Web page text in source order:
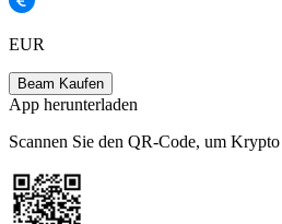
EUR
Beam Kaufen
App herunterladen
Scannen Sie den QR-Code, um